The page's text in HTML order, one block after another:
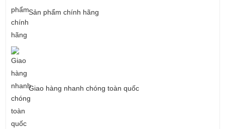
Sản phẩm chính hãng
Giao hàng nhanh chóng toàn quốc